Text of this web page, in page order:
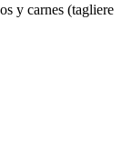
y carnes (tagliere